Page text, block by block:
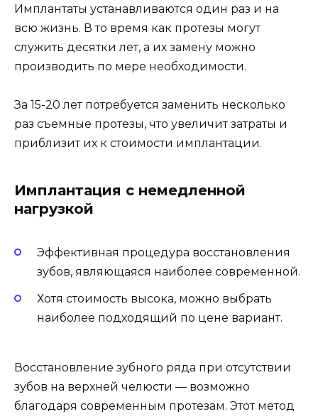
Имплантаты устанавливаются один раз и на
всю жизнь. В то время как протезы могут
служить десятки лет, а их замену можно
производить по мере необходимости.
За 15-20 лет потребуется заменить несколько
раз съемные протезы, что увеличит затраты и
приблизит их к стоимости имплантации.
Имплантация с немедленной
нагрузкой
Эффективная процедура восстановления
зубов, являющаяся наиболее современной.
Хотя стоимость высока, можно выбрать
наиболее подходящий по цене вариант.
Восстановление зубного ряда при отсутствии
зубов на верхней челюсти — возможно
благодаря современным протезам. Этот метод